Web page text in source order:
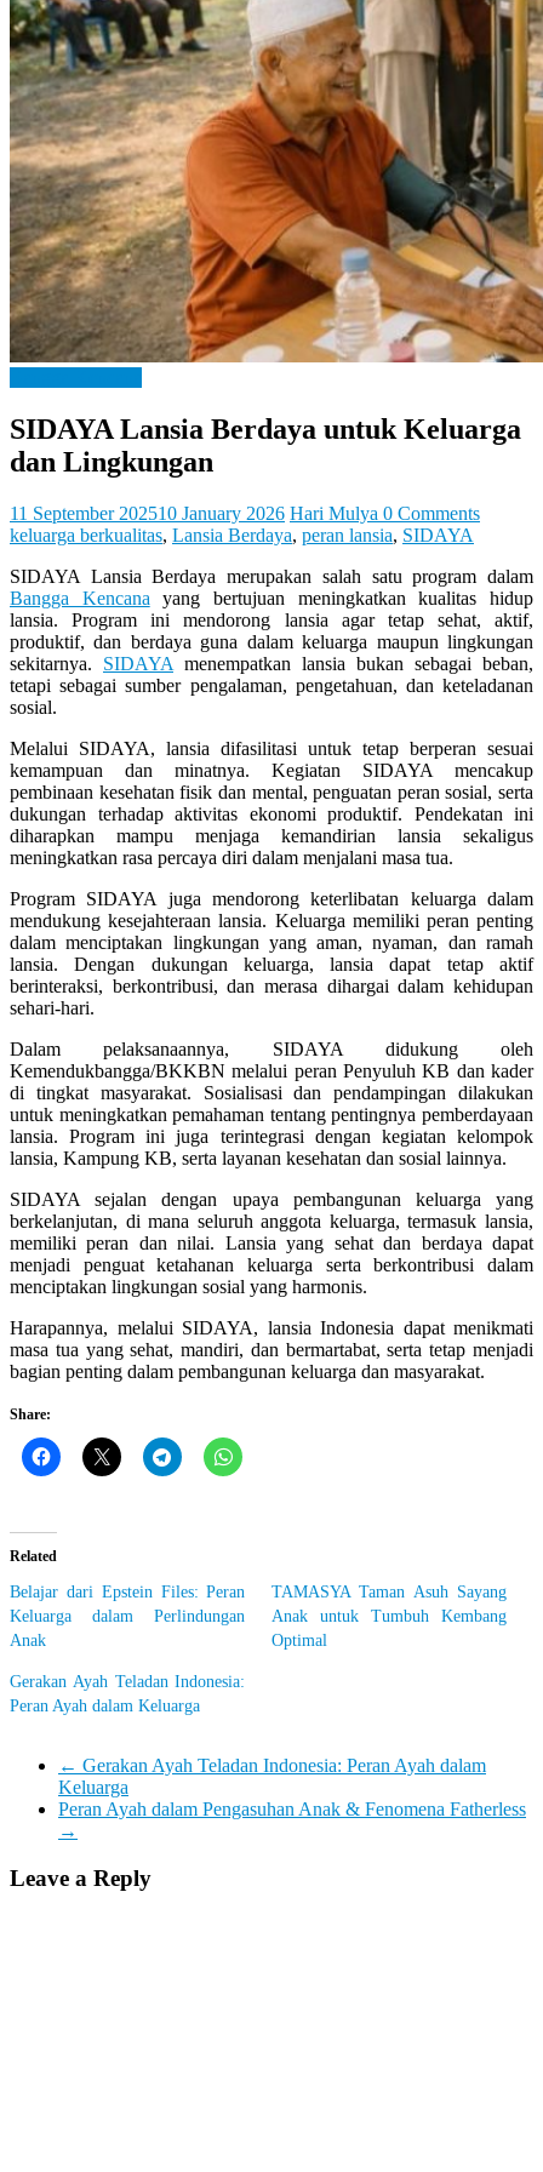
You
Feel
It
SIDAYA Lansia Berdaya untuk Keluarga
dan Lingkungan
11 September 202510 January 2026 Hari Mulya 0 Comments
keluarga berkualitas, Lansia Berdaya, peran lansia, SIDAYA
SIDAYA Lansia Berdaya merupakan salah satu program dalam
Bangga Kencana yang bertujuan meningkatkan kualitas hidup
lansia. Program ini mendorong lansia agar tetap sehat, aktif,
produktif, dan berdaya guna dalam keluarga maupun lingkungan
sekitarnya. SIDAYA menempatkan lansia bukan sebagai beban,
tetapi sebagai sumber pengalaman, pengetahuan, dan keteladanan
sosial.
Melalui SIDAYA, lansia difasilitasi untuk tetap berperan sesuai
kemampuan dan minatnya. Kegiatan SIDAYA mencakup
pembinaan kesehatan fisik dan mental, penguatan peran sosial, serta
dukungan terhadap aktivitas ekonomi produktif. Pendekatan ini
diharapkan mampu menjaga kemandirian lansia sekaligus
meningkatkan rasa percaya diri dalam menjalani masa tua.
Program SIDAYA juga mendorong keterlibatan keluarga dalam
mendukung kesejahteraan lansia. Keluarga memiliki peran penting
dalam menciptakan lingkungan yang aman, nyaman, dan ramah
lansia. Dengan dukungan keluarga, lansia dapat tetap aktif
berinteraksi, berkontribusi, dan merasa dihargai dalam kehidupan
sehari-hari.
Dalam pelaksanaannya, SIDAYA didukung oleh
Kemendukbangga/BKKBN melalui peran Penyuluh KB dan kader
di tingkat masyarakat. Sosialisasi dan pendampingan dilakukan
untuk meningkatkan pemahaman tentang pentingnya pemberdayaan
lansia. Program ini juga terintegrasi dengan kegiatan kelompok
lansia, Kampung KB, serta layanan kesehatan dan sosial lainnya.
SIDAYA sejalan dengan upaya pembangunan keluarga yang
berkelanjutan, di mana seluruh anggota keluarga, termasuk lansia,
memiliki peran dan nilai. Lansia yang sehat dan berdaya dapat
menjadi penguat ketahanan keluarga serta berkontribusi dalam
menciptakan lingkungan sosial yang harmonis.
Harapannya, melalui SIDAYA, lansia Indonesia dapat menikmati
masa tua yang sehat, mandiri, dan bermartabat, serta tetap menjadi
bagian penting dalam pembangunan keluarga dan masyarakat.
Share:
Related
Belajar dari Epstein Files: Peran
Keluarga dalam Perlindungan
Anak
TAMASYA Taman Asuh Sayang
Anak untuk Tumbuh Kembang
Optimal
Gerakan Ayah Teladan Indonesia:
Peran Ayah dalam Keluarga
← Gerakan Ayah Teladan Indonesia: Peran Ayah dalam
Keluarga
Peran Ayah dalam Pengasuhan Anak & Fenomena Fatherless
→
Leave a Reply